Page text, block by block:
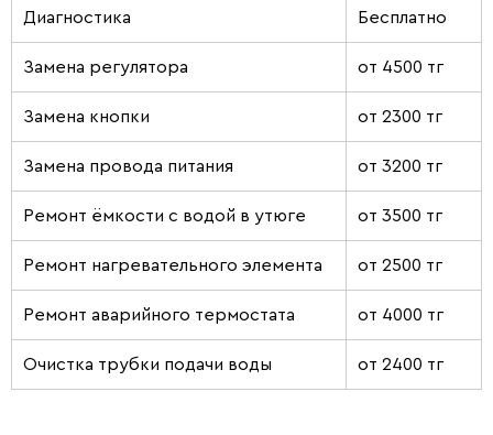
Диагностика Бесплатно
Замена регулятора от 4500 тг
Замена кнопки от 2300 тг
Замена провода питания от 3200 тг
Ремонт ёмкости с водой в утюге от 3500 тг
Ремонт нагревательного элемента от 2500 тг
Ремонт аварийного термостата от 4000 тг
Очистка трубки подачи воды от 2400 тг